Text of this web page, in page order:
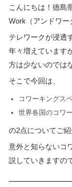
こんにちは！徳島
Work（アンドワー
テレワークが浸透
年々増えています
方は少ないのでは
そこで今回は、
コワーキングス
世界各国のコワ
の2点についてご紹
意外と知らないコ
説していきますの